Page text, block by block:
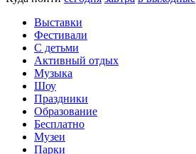
Выставки
Фестивали
С детьми
Активный отдых
Музыка
Шоу
Праздники
Образование
Бесплатно
Музеи
Парки